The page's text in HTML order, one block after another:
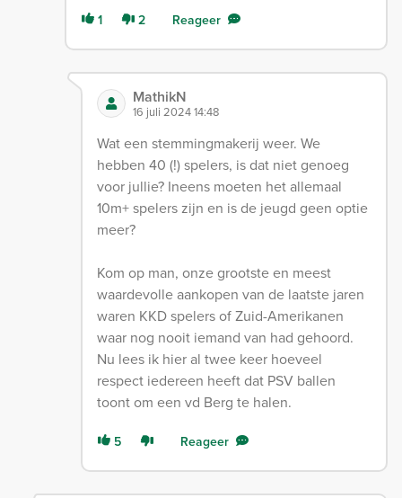
1 2 Reageer
MathikN
16 juli 2024 14:48
Wat een stemmingmakerij weer. We
hebben 40 (!) spelers, is dat niet genoeg
voor jullie? Ineens moeten het allemaal
10m+ spelers zijn en is de jeugd geen optie
meer?
Kom op man, onze grootste en meest
waardevolle aankopen van de laatste jaren
waren KKD spelers of Zuid-Amerikanen
waar nog nooit iemand van had gehoord.
Nu lees ik hier al twee keer hoeveel
respect iedereen heeft dat PSV ballen
toont om een vd Berg te halen.
5 Reageer